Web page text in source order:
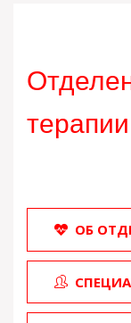
терапии
ОБ